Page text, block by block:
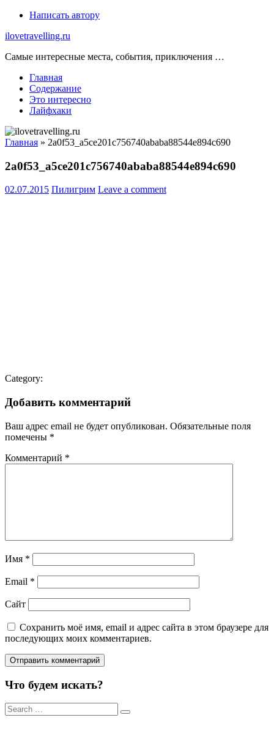
Skip
content
Написать автору
ilovetravelling.ru
Самые интересные места, события, приключения …
Главная
Содержание
Это интересно
Лайфхаки
Главная » 2a0f53_a5ce201c756740ababa88544e894c690
2a0f53_a5ce201c756740ababa88544e894c690
02.07.2015 Пилигрим Leave a comment
Category:
Добавить комментарий
Ваш адрес email не будет опубликован. Обязательные поля
помечены *
Комментарий *
Имя *
Email *
Сайт
Сохранить моё имя, email и адрес сайта в этом браузере для
последующих моих комментариев.
Что будем искать?
Результаты
поиска